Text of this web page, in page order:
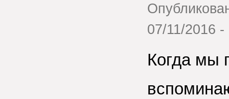
07/11/2016 -
Когда мы